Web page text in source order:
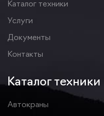
Каталог техники
Услуги
Документы
Контакты
Каталог техники
Автокраны